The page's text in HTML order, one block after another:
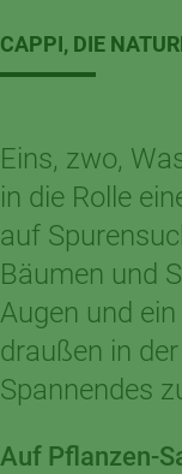
CAPPI, DIE
Eins, zwo,
in die Rolle
auf
Bäumen und
Augen und
draußen in
Spannendes
Auf Pflanzen-